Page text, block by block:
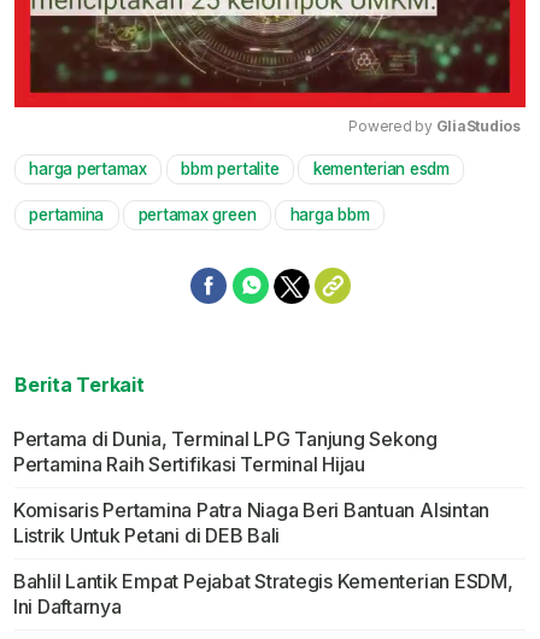
Mute
Powered by GliaStudios
harga pertamax bbm pertalite kementerian esdm
pertamina pertamax green harga bbm
Berita Terkait
Pertama di Dunia, Terminal LPG Tanjung Sekong
Pertamina Raih Sertifikasi Terminal Hijau
Komisaris Pertamina Patra Niaga Beri Bantuan Alsintan
Listrik Untuk Petani di DEB Bali
Bahlil Lantik Empat Pejabat Strategis Kementerian ESDM,
Ini Daftarnya